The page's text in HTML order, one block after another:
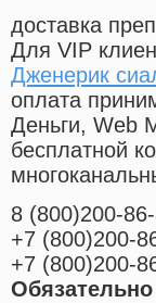
доставка
Для VIP
Дженерик
оплата
Деньги, Web
бесплатной
8 (800)200-
+7 (800)200-
+7 (800)200-